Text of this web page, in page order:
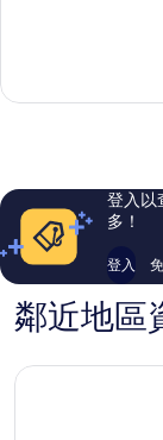
棒
評
論
登入以
多！
登入
鄰近地區